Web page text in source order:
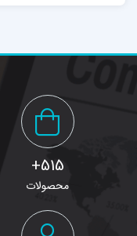
515+
محصولات